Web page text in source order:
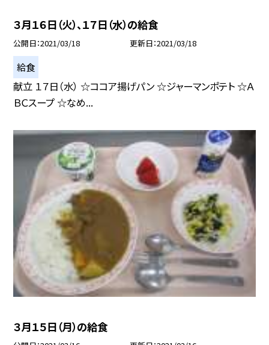
３月１６日（火）、１７日（水）の給食
公開日 2021/03/18 更新日 2021/03/18
給食
献立 １７日（水） ☆ココア揚げパン ☆ジャーマンポテト ☆Ａ
ＢＣスープ ☆なめ...
３月１５日（月）の給食